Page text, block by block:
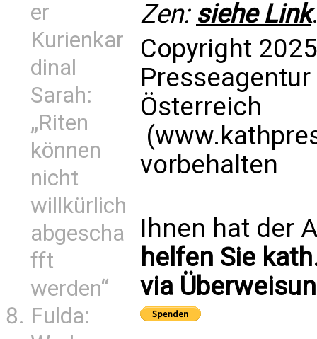
er
Kurienkar
dinal
Sarah:
„Riten
können
nicht
willkürlich
abgescha
fft
werden“
Fulda:
Zen: siehe Link
Copyright
Presseagentur
Österreich
vorbehalten
Ihnen hat der
helfen Sie
via